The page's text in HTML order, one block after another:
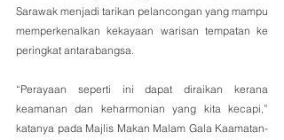
Sarawak menjadi tarikan pelancongan yang mampu
memperkenalkan kekayaan warisan tempatan ke
peringkat antarabangsa.
“Perayaan seperti ini dapat diraikan kerana
keamanan dan keharmonian yang kita kecapi,”
katanya pada Majlis Makan Malam Gala Kaamatan-